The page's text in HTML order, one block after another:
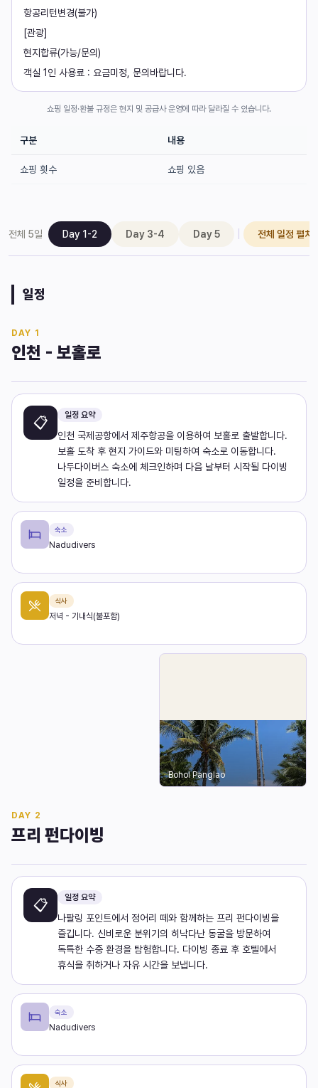
항공리턴변경(불가)
[관광]
현지합류(가능/문의)
객실 1인 사용료 : 요금미정, 문의바랍니다.
쇼핑 일정·환불 규정은 현지 및 공급사 운영에 따라 달라질 수 있습니다.
구분 내용
쇼핑 횟수 쇼핑 있음
전체 5일 Day 1-2 Day 3-4 Day 5 전체 일정 펼치
일정
DAY 1
인천 - 보홀로
📋 일정 요약
인천 국제공항에서 제주항공을 이용하여 보홀로 출발합니다.
보홀 도착 후 현지 가이드와 미팅하여 숙소로 이동합니다.
나두다이버스 숙소에 체크인하며 다음 날부터 시작될 다이빙
일정을 준비합니다.
숙소
Nadudivers
식사
저녁 - 기내식(불포함)
Bohol Panglao
DAY 2
프리 펀다이빙
📋 일정 요약
나팔링 포인트에서 정어리 떼와 함께하는 프리 펀다이빙을
즐깁니다. 신비로운 분위기의 히낙다난 동굴을 방문하여
독특한 수중 환경을 탐험합니다. 다이빙 종료 후 호텔에서
휴식을 취하거나 자유 시간을 보냅니다.
숙소
Nadudivers
식사